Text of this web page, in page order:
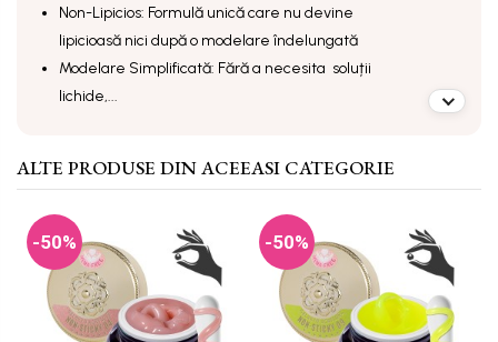
Non-Lipicios: Formulă unică care nu devine
lipicioasă nici după o modelare îndelungată
Modelare Simplificată: Fără a necesita soluții
lichide,...
ALTE PRODUSE DIN ACEEASI CATEGORIE
-50% -50%